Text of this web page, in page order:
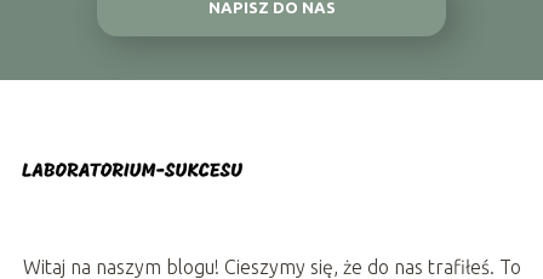
NAPISZ DO NAS
Witaj na naszym blogu! Cieszymy się, że do nas trafiłeś. To